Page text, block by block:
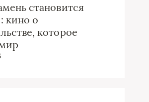
становится
кино о
которое